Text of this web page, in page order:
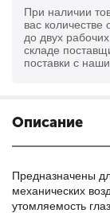
При наличии
вас количестве
до двух
складе
поставки с
Описание
Предназначены
механических
утомляемость